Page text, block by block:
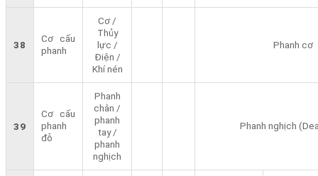
38
Cơ cấu
phanh
Cơ /
Thủy
lực /
Điện /
Khí nén
Phanh cơ
39
Cơ cấu
phanh
đỗ
Phanh
chân /
phanh
tay /
phanh
nghịch
Phanh nghịch